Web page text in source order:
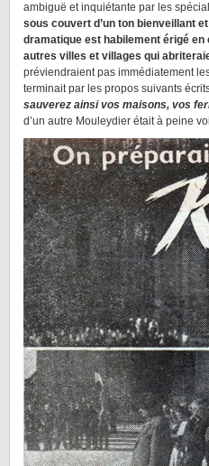
ambiguë et inquiétante par les
sous couvert d’un ton bienveillant
dramatique est habilement érigé
autres villes et villages qui
préviendraient pas immédiatement
terminait par les propos suivants
sauverez ainsi vos maisons, vos
d’un autre Mouleydier était à peine